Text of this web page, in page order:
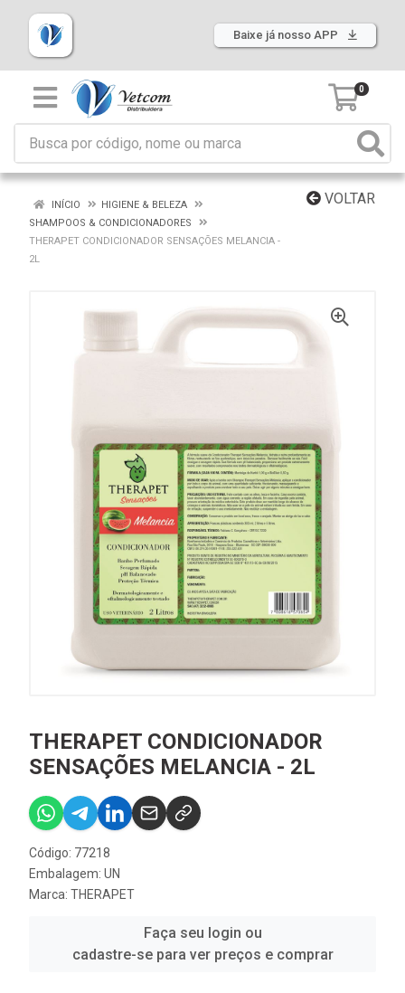
Baixe já nosso APP
0
VOLTAR
INÍCIO
HIGIENE & BELEZA
SHAMPOOS & CONDICIONADORES
THERAPET CONDICIONADOR SENSAÇÕES MELANCIA -
2L
THERAPET CONDICIONADOR
SENSAÇÕES MELANCIA - 2L
Código: 77218
Embalagem: UN
Marca: THERAPET
Faça seu login ou
cadastre-se para ver preços e comprar